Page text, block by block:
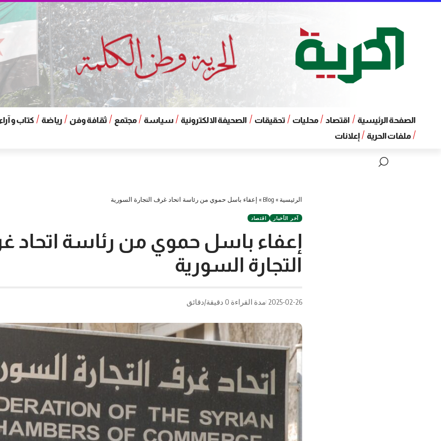
الصفحة الرئيسية اقتصاد محليات تحقيقات الصحيفة الالكترونية سياسة مجتمع ثقافة وفن رياضة
كتاب و
ملفات الحرية
إعلانات
الرئيسية »
Blog
» إعفاء باسل حموي من رئاسة اتحاد غرف التجارة السورية
آخر الأخبار اقتصاد
إعفاء باسل حموي من رئاسة اتحاد
التجارة السورية
2025-02-26 مدة القراءة 0 دقيقة/دقائق